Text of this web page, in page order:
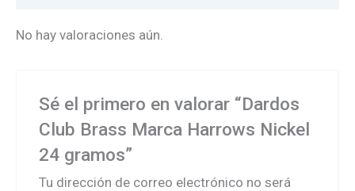
No hay valoraciones aún.
Sé el primero en valorar “Dardos
Club Brass Marca Harrows Nickel
24 gramos”
Tu dirección de correo electrónico no será